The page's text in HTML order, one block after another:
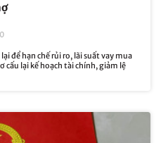
để hạn chế rủi ro, lãi suất vay mua
cấu lại kế hoạch tài chính, giảm lệ